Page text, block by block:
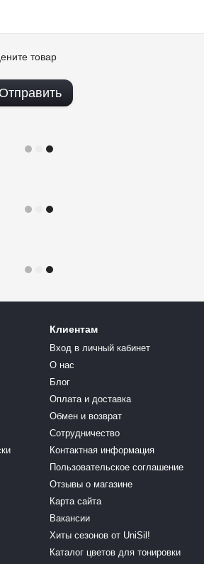
товар
Клиентам
Вход в личный кабинет
О нас
Блог
Оплата и доставка
Обмен и возврат
Сотрудничество
Контактная информация
Пользовательское соглашение
Отзывы о магазине
Карта сайта
Вакансии
Хиты сезонов от UniSil!
Каталог цветов для тонировки